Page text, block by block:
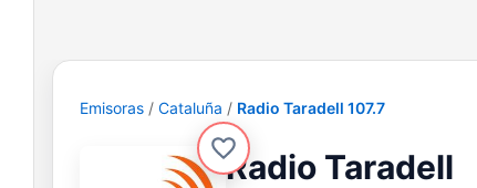
Emisoras Cataluña Radio Taradell 107.7
Radio Taradell